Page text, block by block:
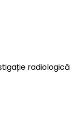
radiologică